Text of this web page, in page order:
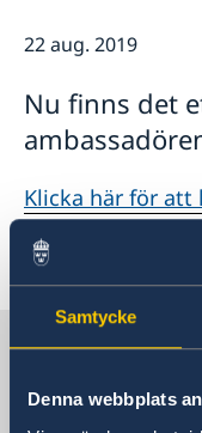
Samtycke
Denna webbplats
Praktiktjänstgöring
OSL-beskrivning
Vi är en resurs för
Så kan du få stöd
Svenska företag i
Aktuellt
Nyheter
22 aug. 2019
Nu finns det
Klicka här för att
Senast uppdaterad
Sverige i